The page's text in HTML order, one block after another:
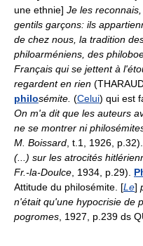
une ethnie] Je les
gentils garçons: ils
de chez nous, la tradition
philoarméniens, des
Français qui se jettent à
regardent en rien
philosémite. (Celui) qui est
On m'a dit que les auteurs
ne se montrer ni
M. Boissard , t.1, 1926, p.32).
(...) sur les atrocités
Fr.-la-Doulce , 1934, p.29).
Attitude du philosémite. [Le]
n'était qu'une hypocrisie de
pogromes , 1927, p.239 ds